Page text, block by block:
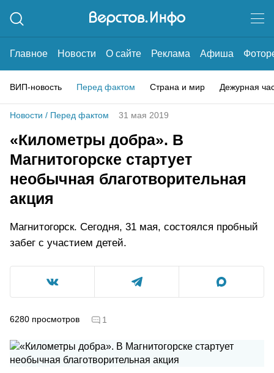
Главное Новости О сайте Реклама Афиша
ВИП-новость Перед фактом Страна и мир Дежурная
Новости / Перед фактом 31 мая 2019
«Километры добра». В
Магнитогорске стартует
необычная благотворительная
акция
Магнитогорск. Сегодня, 31 мая, состоялся пробный
забег с участием детей.
6280 просмотров 1